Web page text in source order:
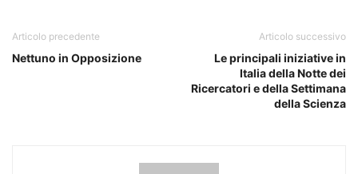
Articolo precedente
Nettuno in Opposizione
Articolo successivo
Le principali iniziative in
Italia della Notte dei
Ricercatori e della Settimana
della Scienza